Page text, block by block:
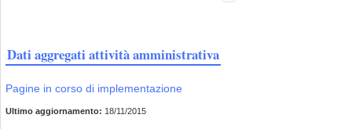
Dati aggregati attività amministrativa
Pagine in corso di implementazione
Ultimo aggiornamento: 18/11/2015